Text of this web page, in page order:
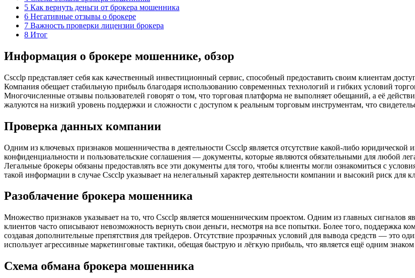
5 Как вернуть деньги от брокера мошенника
6 Негативные отзывы о брокере
7 Важность проверки лицензии брокера
8 Итог
Информация о брокере мошеннике, обзор
Cscclp представляет себя как качественный инвестиционный сервис, способный предоставить своим клиентам
Компания обещает стабильную прибыль благодаря использованию современных технологий и гибких условий
Многочисленные отзывы пользователей говорят о том, что торговая платформа не выполняет обещаний, а её
жалуются на низкий уровень поддержки и сложности с доступом к реальным торговым инструментам, что
Проверка данных компании
Одним из ключевых признаков мошенничества в деятельности Cscclp является отсутствие какой-либо
конфиденциальности и пользовательские соглашения — документы, которые являются обязательными для любой
Легальные брокеры обязаны предоставлять все эти документы для того, чтобы клиенты могли ознакомиться с
такой информации в случае Cscclp указывает на нелегальный характер деятельности компании и высокий риск для
Разоблачение брокера мошенника
Множество признаков указывает на то, что Cscclp является мошенническим проектом. Одним из главных сигналов
клиентов часто описывают невозможность вернуть свои деньги, несмотря на все попытки. Более того, поддержка
создавая дополнительные препятствия для трейдеров. Отсутствие прозрачных условий для вывода средств — это
использует агрессивные маркетинговые тактики, обещая быструю и лёгкую прибыль, что является ещё одним
Схема обмана брокера мошенника